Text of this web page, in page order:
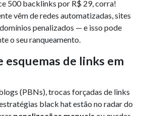
500 backlinks por R$ 29, corra!
vêm de redes automatizadas, sites
penalizados — e isso pode
o seu ranqueamento.
esquemas de links em
(PBNs), trocas forçadas de links
black hat estão no radar do